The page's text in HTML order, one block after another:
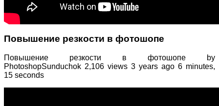
Повышение резкости в фотошопе
Повышение резкости в фотошопе by
PhotoshopSunduchok 2,106 views 3 years ago 6 minutes,
15 seconds